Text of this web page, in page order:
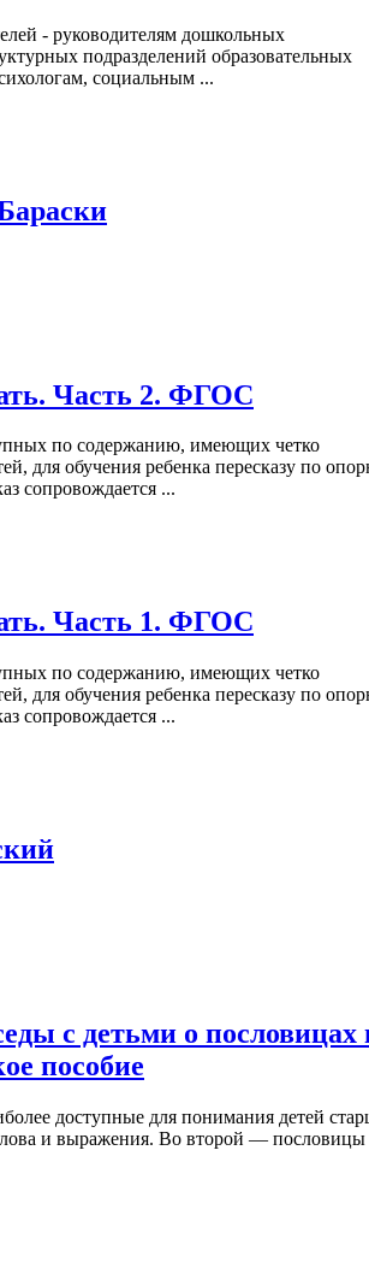
- руководителям дошкольных
подразделений образовательных
социальным ...
Часть 2. ФГОС
по содержанию, имеющих четко
для обучения ребенка пересказу по
сопровождается ...
Часть 1. ФГОС
по содержанию, имеющих четко
для обучения ребенка пересказу по
сопровождается ...
с детьми о пословицах
пособие
доступные для понимания детей
и выражения. Во второй — пословицы